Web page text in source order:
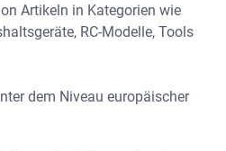
Artikeln in Kategorien wie
RC-Modelle, Tools
dem Niveau europäischer